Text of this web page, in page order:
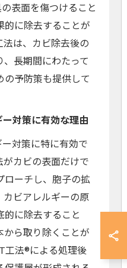
表面を傷つけること
に除去することが
は、カビ除去後の
長期間にわたって
予防策も提供して
対策に有効な理由
対策に特に有効で
カビの表面だけで
ローチし、胞子の拡
ビアレルギーの原
に除去すること
ら取り除くことが
工法®による処理後